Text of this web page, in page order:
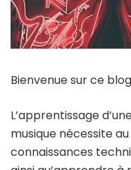
Bienvenue sur ce
L’apprentissage
musique nécessite
connaissances